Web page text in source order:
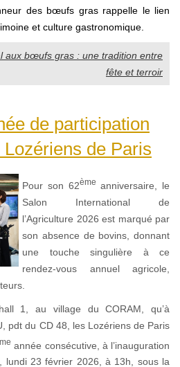
des bœufs gras rappelle le lien
et culture gastronomique.
aux bœufs gras : une tradition entre
fête et terroir
de participation
de Paris
Pour son 62ème anniversaire, le
Salon International de
l’Agriculture 2026 est marqué par
son absence de bovins, donnant
une touche singulière à ce
rendez-vous annuel agricole,
1, au village du CORAM, qu’à
pdt du CD 48, les Lozériens de Paris
année consécutive, à l’inauguration
lundi 23 février 2026, à 13h, sous la